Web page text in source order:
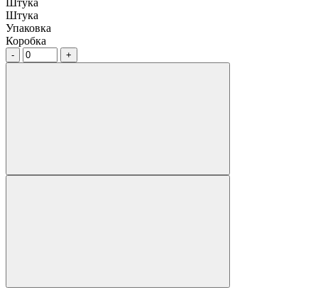
Штука
Упаковка
Коробка